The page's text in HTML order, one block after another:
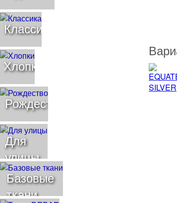
Классика
Хлопки
Рождество
Для
улицы
Базовые
ткани